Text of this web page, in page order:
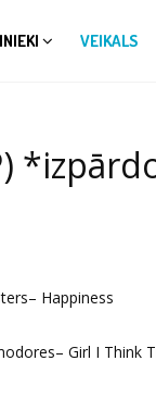
VEIKALS
Happiness
Girl I Think